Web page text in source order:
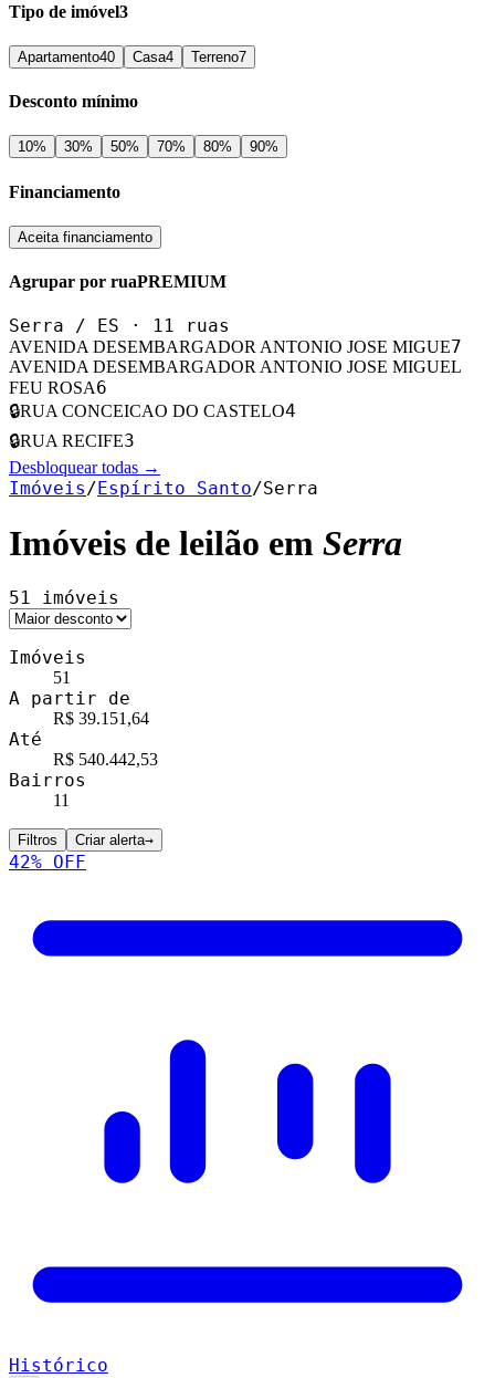
Tipo de imóvel3
Apartamento40 Casa4 Terreno7
Desconto mínimo
10% 30% 50% 70% 80% 90%
Financiamento
Aceita financiamento
Agrupar por ruaPREMIUM
Serra / ES · 11 ruas
AVENIDA DESEMBARGADOR ANTONIO JOSE MIGUE7
AVENIDA DESEMBARGADOR ANTONIO JOSE MIGUEL
FEU ROSA6
🔒RUA CONCEICAO DO CASTELO4
🔒RUA RECIFE3
Desbloquear todas →
Imóveis/ Espírito Santo/Serra
Imóveis de leilão em Serra
51 imóveis
Imóveis
51
A partir de
R$ 39.151,64
Até
R$ 540.442,53
Bairros
11
Filtros Criar alerta→
42% OFF
Histórico